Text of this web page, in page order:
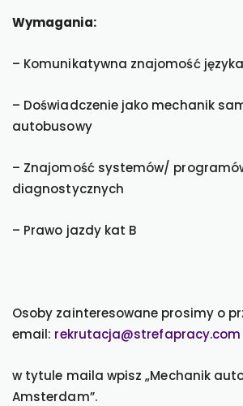
Wymagania:
– Komunikatywna znajomość
– Doświadczenie jako mechanik
autobusowy
– Znajomość systemów/
diagnostycznych
– Prawo jazdy kat B
Osoby zainteresowane prosimy o
email: rekrutacja@strefapracy.com
w tytule maila wpisz „Mechanik
Amsterdam”.